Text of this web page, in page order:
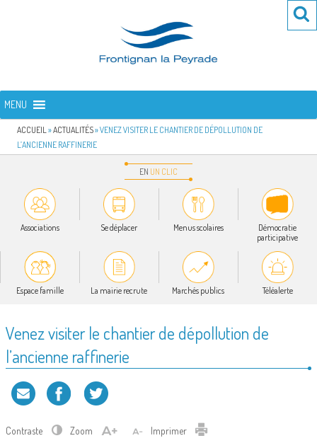
FRONTIGNAN LA PEYRADE
MENU
ACCUEIL »ACTUALITÉS»VENEZ VISITER LE CHANTIER DE DÉPOLLUTION DE
L’ANCIENNE RAFFINERIE
EN UN CLIC
Associations Se déplacer Menus scolaires
Démocratie
participative
Espace famille La mairie recrute Marchés publics Téléalerte
Venez visiter le chantier de dépollution de
l’ancienne raffinerie
Contraste Zoom Imprimer